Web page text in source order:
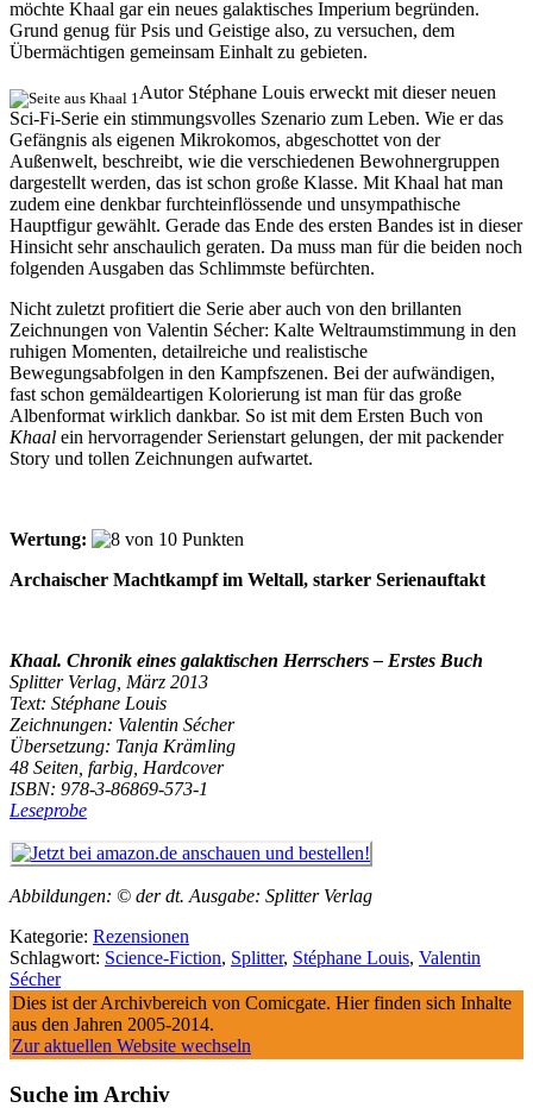
möchte Khaal gar ein neues galaktisches Imperium begründen.
Grund genug für Psis und Geistige also, zu versuchen, dem
Übermächtigen gemeinsam Einhalt zu gebieten.
Autor Stéphane Louis erweckt mit dieser neuen
Sci-Fi-Serie ein stimmungsvolles Szenario zum Leben. Wie er das
Gefängnis als eigenen Mikrokomos, abgeschottet von der
Außenwelt, beschreibt, wie die verschiedenen Bewohnergruppen
dargestellt werden, das ist schon große Klasse. Mit Khaal hat man
zudem eine denkbar furchteinflössende und unsympathische
Hauptfigur gewählt. Gerade das Ende des ersten Bandes ist in dieser
Hinsicht sehr anschaulich geraten. Da muss man für die beiden noch
folgenden Ausgaben das Schlimmste befürchten.
Nicht zuletzt profitiert die Serie aber auch von den brillanten
Zeichnungen von Valentin Sécher: Kalte Weltraumstimmung in den
ruhigen Momenten, detailreiche und realistische
Bewegungsabfolgen in den Kampfszenen. Bei der aufwändigen,
fast schon gemäldeartigen Kolorierung ist man für das große
Albenformat wirklich dankbar. So ist mit dem Ersten Buch von
Khaal ein hervorragender Serienstart gelungen, der mit packender
Story und tollen Zeichnungen aufwartet.
Wertung:
Archaischer Machtkampf im Weltall, starker Serienauftakt
Khaal. Chronik eines galaktischen Herrschers – Erstes Buch
Splitter Verlag, März 2013
Text: Stéphane Louis
Zeichnungen: Valentin Sécher
Übersetzung: Tanja Krämling
48 Seiten, farbig, Hardcover
ISBN: 978-3-86869-573-1
Leseprobe
Abbildungen: © der dt. Ausgabe: Splitter Verlag
Kategorie: Rezensionen
Schlagwort: Science-Fiction, Splitter, Stéphane Louis, Valentin
Sécher
Dies ist der Archivbereich von Comicgate. Hier finden sich Inhalte
aus den Jahren 2005-2014.
Zur aktuellen Website wechseln
Suche im Archiv